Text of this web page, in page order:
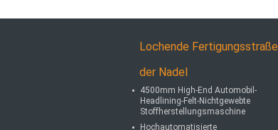
Lochende Fertigungsstraße
der Nadel
4500mm High-End Automobil-
Headlining-Felt-Nichtgewebte
Stoffherstellungsmaschine
Hochautomatisierte